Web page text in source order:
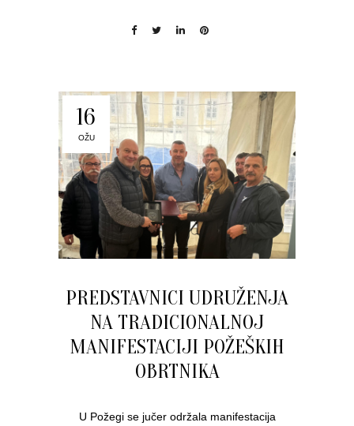
16
OŽU
PREDSTAVNICI UDRUŽENJA
NA TRADICIONALNOJ
MANIFESTACIJI POŽEŠKIH
OBRTNIKA
U Požegi se jučer održala manifestacija